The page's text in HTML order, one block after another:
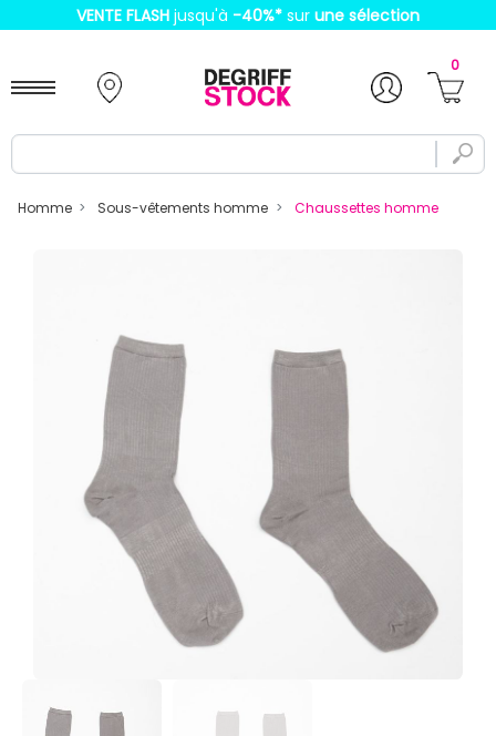
VENTE FLASH jusqu'à -40%* sur une sélection
0
Homme Sous-vêtements homme Chaussettes homme